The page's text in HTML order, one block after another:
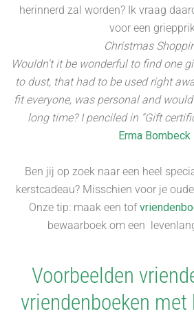
herinnerd zal worden? Ik vraag
voor een
Christmas
Wouldn't it be wonderful to find one
to dust, that had to be used right
fit everyone, was personal and
long time? I penciled in "Gift
Erma Bombeck
Ben jij op zoek naar een heel
kerstcadeau? Misschien voor je
Onze tip: maak een tof
bewaarboek om een
Voorbeelden
vriendenboeken met